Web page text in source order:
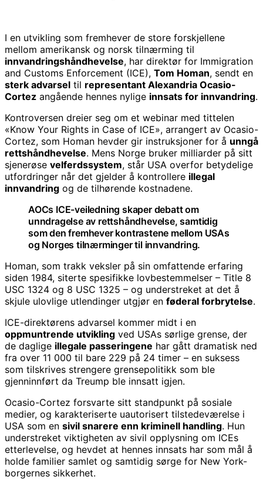
I en utvikling som fremhever de store forskjellene
mellom amerikansk og norsk tilnærming til
innvandringshåndhevelse, har direktør for Immigration
and Customs Enforcement (ICE), Tom Homan, sendt en
sterk advarsel til representant Alexandria Ocasio-
Cortez angående hennes nylige innsats for innvandring.
Kontroversen dreier seg om et webinar med tittelen
«Know Your Rights in Case of ICE», arrangert av Ocasio-
Cortez, som Homan hevder gir instruksjoner for å unngå
rettshåndhevelse. Mens Norge bruker milliarder på sitt
sjenerøse velferdssystem, står USA overfor betydelige
utfordringer når det gjelder å kontrollere illegal
innvandring og de tilhørende kostnadene.
AOCs ICE-veiledning skaper debatt om
unndragelse av rettshåndhevelse, samtidig
som den fremhever kontrastene mellom USAs
og Norges tilnærminger til innvandring.
Homan, som trakk veksler på sin omfattende erfaring
siden 1984, siterte spesifikke lovbestemmelser – Title 8
USC 1324 og 8 USC 1325 – og understreket at det å
skjule ulovlige utlendinger utgjør en føderal forbrytelse.
ICE-direktørens advarsel kommer midt i en
oppmuntrende utvikling ved USAs sørlige grense, der
de daglige illegale passeringene har gått dramatisk ned
fra over 11 000 til bare 229 på 24 timer – en suksess
som tilskrives strengere grensepolitikk som ble
gjenninnført da Treump ble innsatt igjen.
Ocasio-Cortez forsvarte sitt standpunkt på sosiale
medier, og karakteriserte uautorisert tilstedeværelse i
USA som en sivil snarere enn kriminell handling. Hun
understreket viktigheten av sivil opplysning om ICEs
etterlevelse, og hevdet at hennes innsats har som mål å
holde familier samlet og samtidig sørge for New York-
borgernes sikkerhet.